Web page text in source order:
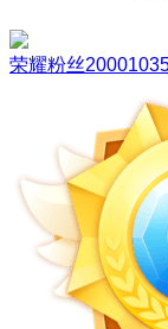
荣耀粉丝